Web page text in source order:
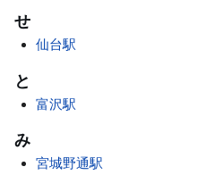
せ
仙台駅
と
富沢駅
み
宮城野通駅